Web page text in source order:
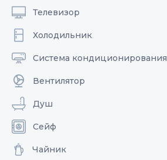
Телевизор
Холодильник
Система кондиционирования
Вентилятор
Душ
Сейф
Чайник